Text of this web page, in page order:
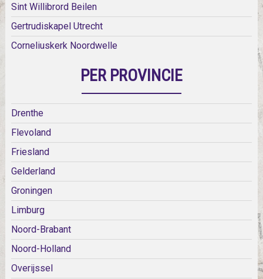
Sint Willibrord Beilen
Gertrudiskapel Utrecht
Corneliuskerk Noordwelle
PER PROVINCIE
Drenthe
Flevoland
Friesland
Gelderland
Groningen
Limburg
Noord-Brabant
Noord-Holland
Overijssel